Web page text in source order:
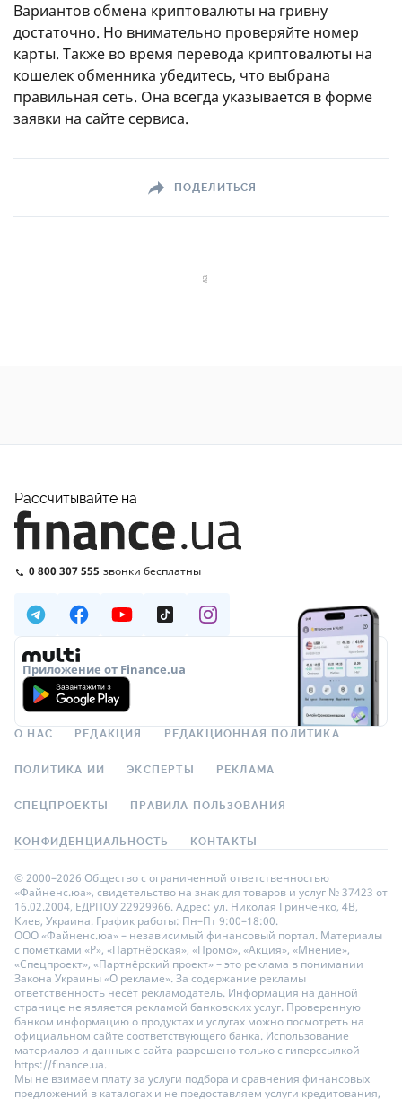
Вариантов обмена криптовалюты на гривну
достаточно. Но внимательно проверяйте номер
карты. Также во время перевода криптовалюты на
кошелек обменника убедитесь, что выбрана
правильная сеть. Она всегда указывается в форме
заявки на сайте сервиса.
ПОДЕЛИТЬСЯ
Рассчитывайте на
0 800 307 555 звонки бесплатны
Приложение от Finance.ua
О НАС РЕДАКЦИЯ РЕДАКЦИОННАЯ ПОЛИТИКА
ПОЛИТИКА ИИ ЭКСПЕРТЫ РЕКЛАМА
СПЕЦПРОЕКТЫ ПРАВИЛА ПОЛЬЗОВАНИЯ
КОНФИДЕНЦИАЛЬНОСТЬ КОНТАКТЫ
© 2000–2026 Общество с ограниченной ответственностью
«Файненс.юа», свидетельство на знак для товаров и услуг № 37423 от
16.02.2004, ЕДРПОУ 22929966. Адрес: ул. Николая Гринченко, 4В,
Киев, Украина. График работы: Пн–Пт 9:00–18:00.
ООО «Файненс.юа» – независимый финансовый портал. Материалы
с пометками «Р», «Партнёрская», «Промо», «Акция», «Мнение»,
«Спецпроект», «Партнёрский проект» – это реклама в понимании
Закона Украины «О рекламе». За содержание рекламы
ответственность несёт рекламодатель. Информация на данной
странице не является рекламой банковских услуг. Проверенную
банком информацию о продуктах и услугах можно посмотреть на
официальном сайте соответствующего банка. Использование
материалов и данных с сайта разрешено только с гиперссылкой
https://finance.ua.
Мы не взимаем плату за услуги подбора и сравнения финансовых
предложений в каталогах и не предоставляем услуги кредитования,